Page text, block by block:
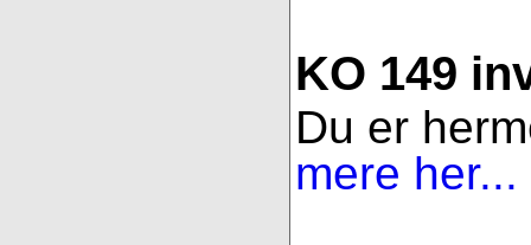
KO 149
Du er
mere her...